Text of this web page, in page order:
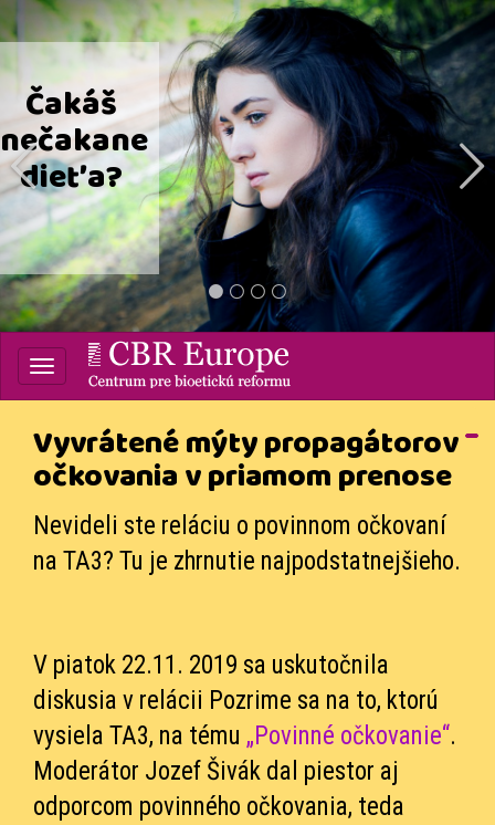
prev
1 2 3 4
Čakáš
nečakane
dieťa?
Centrum pre bioetickú
reformu
Vyvrátené mýty propagátorov
očkovania v priamom prenose
Nevideli ste reláciu o povinnom očkovaní
na TA3? Tu je zhrnutie najpodstatnejšieho.
V piatok 22.11. 2019 sa uskutočnila
diskusia v relácii Pozrime sa na to, ktorú
vysiela TA3, na tému „Povinné očkovanie“.
Moderátor Jozef Šivák dal piestor aj
odporcom povinného očkovania, teda